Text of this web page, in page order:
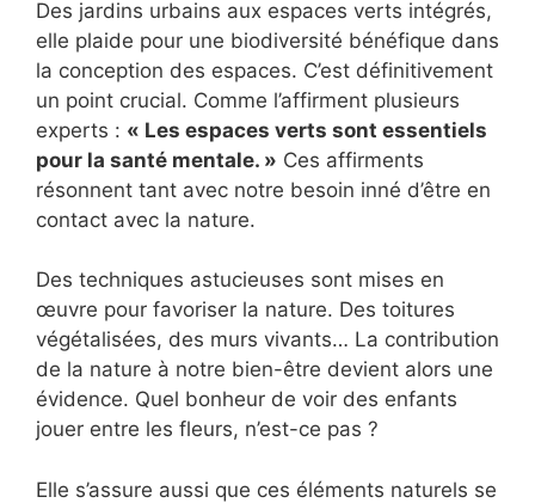
Des jardins urbains aux espaces verts intégrés,
elle plaide pour une biodiversité bénéfique dans
la conception des espaces. C’est définitivement
un point crucial. Comme l’affirment plusieurs
experts : « Les espaces verts sont essentiels
pour la santé mentale. » Ces affirments
résonnent tant avec notre besoin inné d’être en
contact avec la nature.
Des techniques astucieuses sont mises en
œuvre pour favoriser la nature. Des toitures
végétalisées, des murs vivants… La contribution
de la nature à notre bien-être devient alors une
évidence. Quel bonheur de voir des enfants
jouer entre les fleurs, n’est-ce pas ?
Elle s’assure aussi que ces éléments naturels se